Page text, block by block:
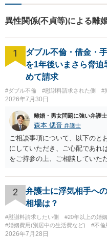
異性関係(不貞等)による離
1
ダブル不倫・借金・
を1年後いまさら脅迫
めて請求
#ダブル不倫 #慰謝料請求された側 #
2026年7月30日
離婚・男女問題に強い弁護士
森本 偲音 弁護士
ご相談事項について、以下のと
にしていただき、ご心配であれ
をご持参の上、ご相談していた
される可能性はあるのか
やり取り等の経緯、誓約書の
の 金銭であったと評価される
切関与しないなら100万円振り
どの程度証拠価値があるのか ⇒
を見ない限り、具体的な判断は
2
弁護士に浮気相手へ
相場は？
#慰謝料請求したい側 #20年以上の婚
#婚姻費用(別居中の生活費など)
#不倫
2026年7月28日